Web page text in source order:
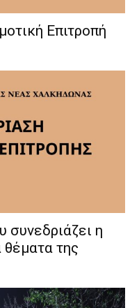
Επιτροπή
συνεδριάζει η
της